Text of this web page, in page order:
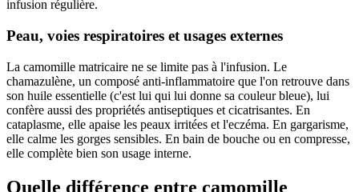
infusion régulière.
Peau, voies respiratoires et usages externes
La camomille matricaire ne se limite pas à l'infusion. Le
chamazulène, un composé anti-inflammatoire que l'on retrouve dans
son huile essentielle (c'est lui qui lui donne sa couleur bleue), lui
confère aussi des propriétés antiseptiques et cicatrisantes. En
cataplasme, elle apaise les peaux irritées et l'eczéma. En gargarisme,
elle calme les gorges sensibles. En bain de bouche ou en compresse,
elle complète bien son usage interne.
Quelle différence entre camomille